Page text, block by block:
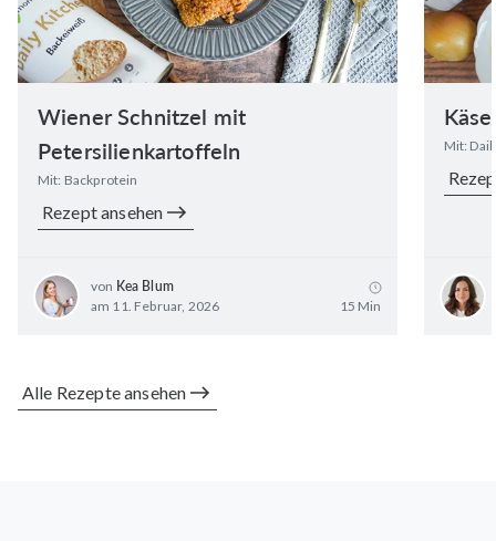
Wiener Schnitzel mit
Petersilienkartoffeln
Mit: Backprotein
Rezept ansehen
von Kea Blum
am 11. Februar, 2026
15 Min
Mit:
Alle Rezepte ansehen